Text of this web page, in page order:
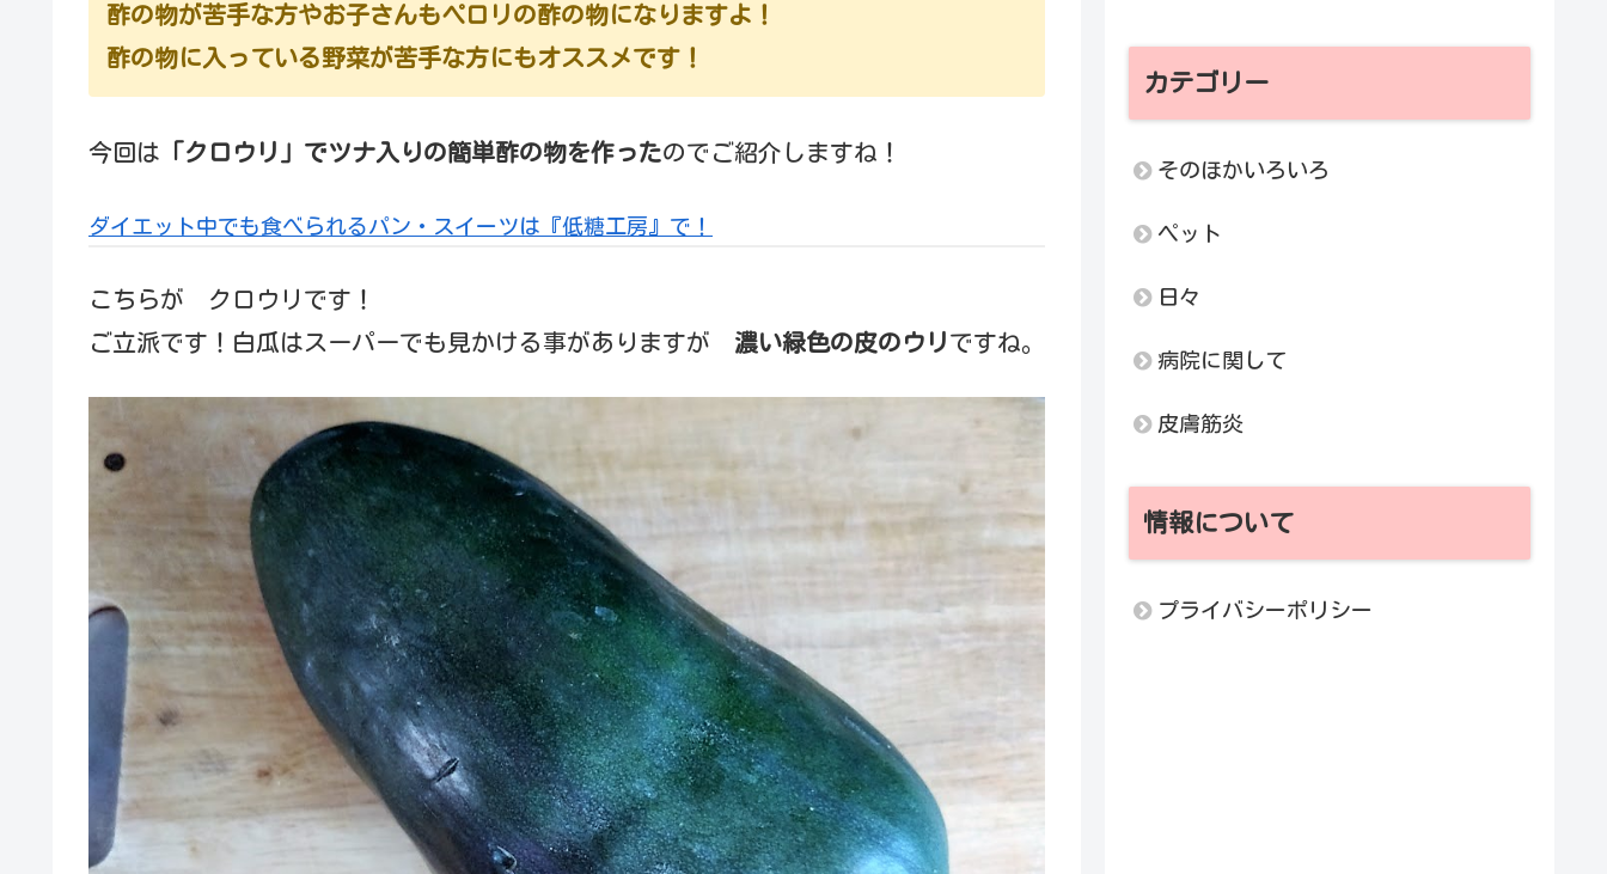
酢の物が苦手な方やお子さんもペロリの酢の物になりますよ！
酢の物に入っている野菜が苦手な方にもオススメです！
今回は 「クロウリ」でツナ入りの簡単酢の物を作ったのでご紹介しますね！
ダイエット中でも食べられるパン・スイーツは『低糖工房』で！
こちらが クロウリです！
ご立派です！白瓜はスーパーでも見かける事がありますが 濃い緑色の皮のウリ ですね。
カテゴリー
そのほかいろいろ
ペット
日々
病院に関して
皮膚筋炎
情報について
プライバシーポリシー